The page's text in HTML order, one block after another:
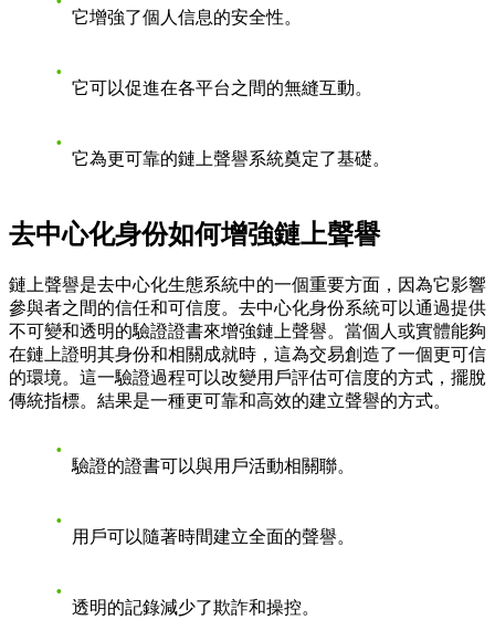
它增強了個人信息的安全性。
它可以促進在各平台之間的無縫互動。
它為更可靠的鏈上聲譽系統奠定了基礎。
去中心化身份如何增強鏈上聲譽
鏈上聲譽是去中心化生態系統中的一個重要方面，因為它影響
參與者之間的信任和可信度。去中心化身份系統可以通過提供
不可變和透明的驗證證書來增強鏈上聲譽。當個人或實體能夠
在鏈上證明其身份和相關成就時，這為交易創造了一個更可信
的環境。這一驗證過程可以改變用戶評估可信度的方式，擺脫
傳統指標。結果是一種更可靠和高效的建立聲譽的方式。
驗證的證書可以與用戶活動相關聯。
用戶可以隨著時間建立全面的聲譽。
透明的記錄減少了欺詐和操控。